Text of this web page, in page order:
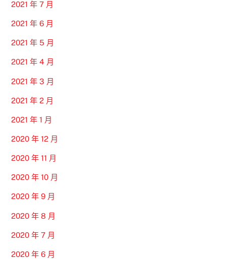
2021 年 7 月
2021 年 6 月
2021 年 5 月
2021 年 4 月
2021 年 3 月
2021 年 2 月
2021 年 1 月
2020 年 12 月
2020 年 11 月
2020 年 10 月
2020 年 9 月
2020 年 8 月
2020 年 7 月
2020 年 6 月